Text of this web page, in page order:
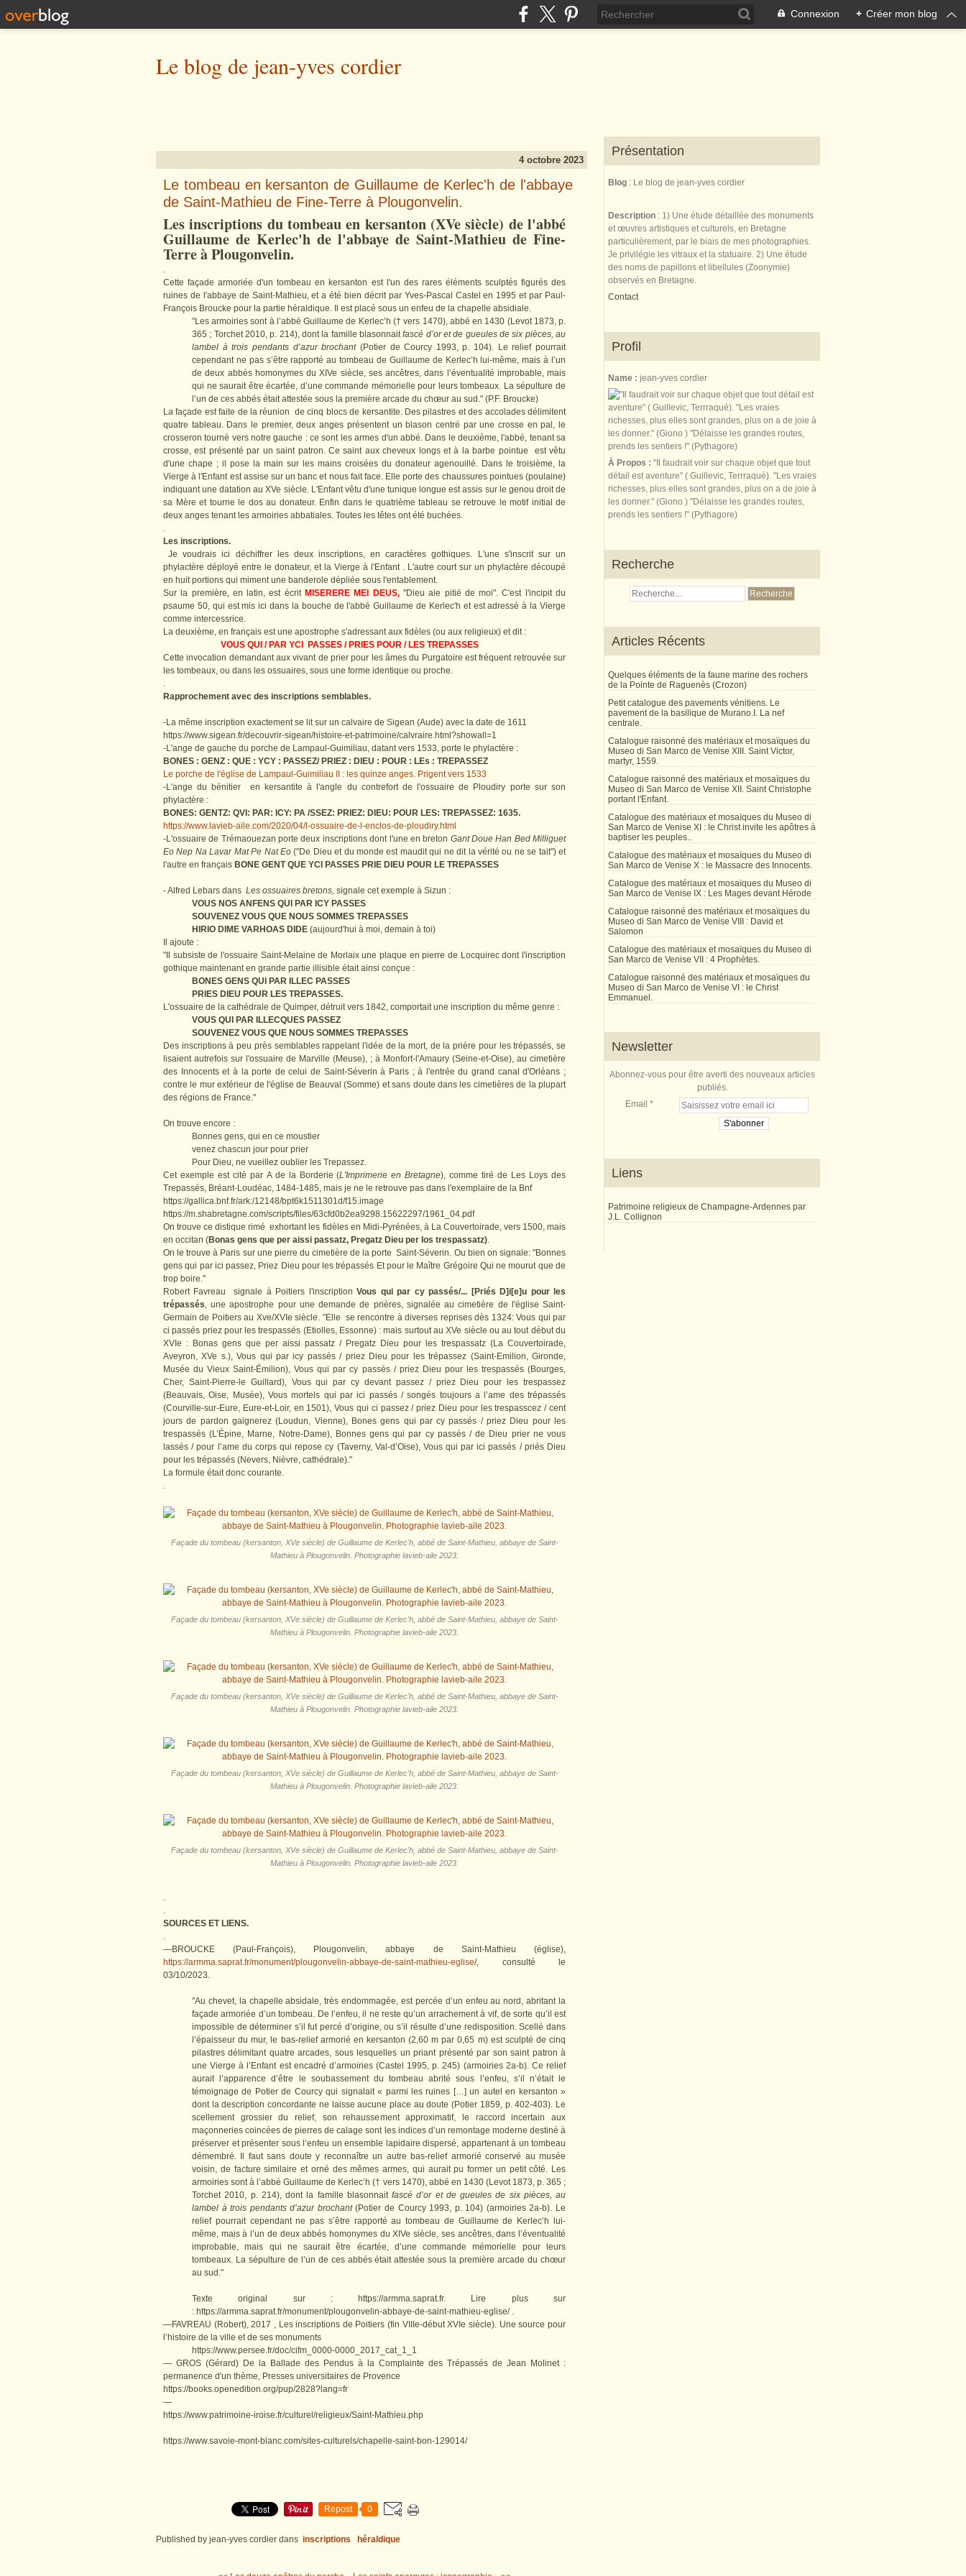
Connexion + Créer mon blog
Le blog de jean-yves cordier
4 octobre 2023
Le tombeau en kersanton de Guillaume de Kerlec'h de l'abbaye
de Saint-Mathieu de Fine-Terre à Plougonvelin.
Les inscriptions du tombeau en kersanton (XVe siècle) de l'abbé
Guillaume de Kerlec'h de l'abbaye de Saint-Mathieu de Fine-
Terre à Plougonvelin.
.
Cette façade armoriée d'un tombeau en kersanton est l'un des rares éléments sculptés figurés des
ruines de l'abbaye de Saint-Mathieu, et a été bien décrit par Yves-Pascal Castel en 1995 et par Paul-
François Broucke pour la partie héraldique. Il est placé sous un enfeu de la chapelle absidiale.
"Les armoiries sont à l’abbé Guillaume de Kerlec’h († vers 1470), abbé en 1430 (Levot 1873, p.
365 ; Torchet 2010, p. 214), dont la famille blasonnaitfascé d’or et de gueules de six pièces, au
lambel à trois pendants d’azur brochant(Potier de Courcy 1993, p. 104). Le relief pourrait
cependant ne pas s’être rapporté au tombeau de Guillaume de Kerlec’h lui-même, mais à l’un
de deux abbés homonymes du XIVe siècle, ses ancêtres, dans l’éventualité improbable, mais
qui ne saurait être écartée, d’une commande mémorielle pour leurs tombeaux. La sépulture de
l’un de ces abbés était attestée sous la première arcade du chœur au sud." (P.F. Broucke)
La façade est faite de la réunion de cinq blocs de kersantite. Des pilastres et des accolades délimitent
quatre tableau. Dans le premier, deux anges présentent un blason centré par une crosse en pal, le
crosseron tourné vers notre gauche : ce sont les armes d'un abbé. Dans le deuxième, l'abbé, tenant sa
crosse, est présenté par un saint patron. Ce saint aux cheveux longs et à la barbe pointue est vêtu
d'une chape ; il pose la main sur les mains croisées du donateur agenouillé. Dans le troisième, la
Vierge à l'Enfant est assise sur un banc et nous fait face. Elle porte des chaussures pointues (poulaine)
indiquant une datation au XVe siècle. L'Enfant vêtu d'une tunique longue est assis sur le genou droit de
sa Mère et tourne le dos au donateur. Enfin dans le quatrième tableau se retrouve le motif initial de
deux anges tenant les armoiries abbatiales. Toutes les têtes ont été buchées.
.
Les inscriptions.
Je voudrais ici déchiffrer les deux inscriptions, en caractères gothiques. L'une s'inscrit sur un
phylactère déployé entre le donateur, et la Vierge à l'Enfant . L'autre court sur un phylactère découpé
en huit portions qui miment une banderole dépliée sous l'entablement.
Sur la première, en latin, est écrit MISERERE MEI DEUS, "Dieu aie pitié de moi". C'est l'incipit du
psaume 50, qui est mis ici dans la bouche de l'abbé Guillaume de Kerlec'h et est adressé à la Vierge
comme intercessrice.
La deuxième, en français est une apostrophe s'adressant aux fidèles (ou aux religieux) et dit :
VOUS QUI / PAR YCI PASSES / PRIES POUR / LES TREPASSES
Cette invocation demandant aux vivant de prier pour les âmes du Purgatoire est fréquent retrouvée sur
les tombeaux, ou dans les ossuaires, sous une forme identique ou proche.
.
Rapprochement avec des inscriptions semblables.
-La même inscription exactement se lit sur un calvaire de Sigean (Aude) avec la date de 1611
https://www.sigean.fr/decouvrir-sigean/histoire-et-patrimoine/calvraire.html?showall=1
-L'ange de gauche du porche de Lampaul-Guimiliau, datant vers 1533, porte le phylactère :
BONES : GENZ : QUE : YCY : PASSEZ/ PRIEZ : DIEU : POUR : LEs : TREPASSEZ
Le porche de l'église de Lampaul-Guimiliau II : les quinze anges. Prigent vers 1533
-L'ange du bénitier en kersantite à l'angle du contrefort de l'ossuaire de Ploudiry porte sur son
phylactère :
BONES: GENTZ: QVI: PAR: ICY: PA /SSEZ: PRIEZ: DIEU: POUR LES: TREPASSEZ: 1635.
https://www.lavieb-aile.com/2020/04/l-ossuaire-de-l-enclos-de-ploudiry.html
-L'ossuaire de Trémaouezan porte deux inscriptions dont l'une en breton Gant Doue Han Bed Milliguet
Eo Nep Na Lavar Mat Pe Nat Eo("De Dieu et du monde est maudit qui ne dit la vérité ou ne se tait") et
l'autre en français BONE GENT QUE YCI PASSES PRIE DIEU POUR LE TREPASSES
- Alfred Lebars dans Les ossuaires bretons, signale cet exemple à Sizun :
VOUS NOS ANFENS QUI PAR ICY PASSES
SOUVENEZ VOUS QUE NOUS SOMMES TREPASSES
HIRIO DIME VARHOAS DIDE (aujourd'hui à moi, demain à toi)
Il ajoute :
"Il subsiste de l'ossuaire Saint-Melaine de Morlaix une plaque en pierre de Locquirec dont l'inscription
gothique maintenant en grande partie illisible était ainsi conçue :
BONES GENS QUI PAR ILLEC PASSES
PRIES DIEU POUR LES TREPASSES.
L'ossuaire de la cathédrale de Quimper, détruit vers 1842, comportait une inscription du même genre :
VOUS QUI PAR ILLECQUES PASSEZ
SOUVENEZ VOUS QUE NOUS SOMMES TREPASSES
Des inscriptions à peu près semblables rappelant l'idée de la mort, de la prière pour les trépassés, se
lisaient autrefois sur l'ossuaire de Marville (Meuse), ; à Monfort-l'Amaury (Seine-et-Oise), au cimetière
des Innocents et à la porte de celui de Saint-Séverin à Paris ; à l'entrée du grand canal d'Orléans ;
contre le mur extérieur de l'église de Beauval (Somme) et sans doute dans les cimetières de la plupart
des régions de France."
On trouve encore :
Bonnes gens, qui en ce moustier
venez chascun jour pour prier
Pour Dieu, ne vueillez oublier les Trepassez.
Cet exemple est cité par A de la Borderie (L'Imprimerie en Bretagne), comme tiré de Les Loys des
Trepassés, Bréant-Loudéac, 1484-1485, mais je ne le retrouve pas dans l'exemplaire de la Bnf
https://gallica.bnf.fr/ark:/12148/bpt6k1511301d/f15.image
https://m.shabretagne.com/scripts/files/63cfd0b2ea9298.15622297/1961_04.pdf
On trouve ce distique rimé exhortant les fidèles en Midi-Pyrénées, à La Couvertoirade, vers 1500, mais
en occitan (Bonas gens que per aissi passatz, Pregatz Dieu per los trespassatz).
On le trouve à Paris sur une pierre du cimetière de la porte Saint-Séverin. Ou bien on signale: "Bonnes
gens qui par ici passez, Priez Dieu pour les trépassés Et pour le Maître Grégoire Qui ne mourut que de
trop boire."
Robert Favreau signale à Poitiers l'inscriptionVous qui par cy passés/... [Priés D]i[e]u pour les
trépassés, une apostrophe pour une demande de prières, signalée au cimetière de l'église Saint-
Germain de Poitiers au Xve/XVIe siècle. "Elle se rencontre à diverses reprises dès 1324: Vous qui par
ci passés priez pour les trespassés (Etiolles, Essonne) : mais surtout au XVe siècle ou au tout début du
XVIe : Bonas gens que per aissi passatz / Pregatz Dieu pour les trespassatz (La Couvertoirade,
Aveyron, XVe s.), Vous qui par icy passés / priez Dieu pour les trépassez (Saint-Emilion, Gironde,
Musée du Vieux Saint-Émilion), Vous qui par cy passés / priez Dieu pour les trespassés (Bourges,
Cher, Saint-Pierre-le Guillard), Vous qui par cy devant passez / priez Dieu pour les trespassez
(Beauvais, Oise, Musée), Vous mortels qui par ici passés / songés toujours a l’ame des trépassés
(Courville-sur-Eure, Eure-et-Loir, en 1501), Vous qui ci passez / priez Dieu pour les trespasscez / cent
jours de pardon gaignerez (Loudun, Vienne), Bones gens qui par cy passés / priez Dieu pour les
trespassés (L’Épine, Marne, Notre-Dame), Bonnes gens qui par cy passés / de Dieu prier ne vous
lassés / pour l’ame du corps qui repose cy (Taverny, Val-d’Oise), Vous qui par ici passés / priés Dieu
pour les trépassés (Nevers, Nièvre, cathédrale)."
La formule était donc courante.
.
Façade du tombeau (kersanton, XVe siècle) de Guillaume de Kerlec'h, abbé de Saint-Mathieu, abbaye de Saint-
Mathieu à Plougonvelin. Photographie lavieb-aile 2023.
Façade du tombeau (kersanton, XVe siècle) de Guillaume de Kerlec'h, abbé de Saint-Mathieu, abbaye de Saint-
Mathieu à Plougonvelin. Photographie lavieb-aile 2023.
Façade du tombeau (kersanton, XVe siècle) de Guillaume de Kerlec'h, abbé de Saint-Mathieu, abbaye de Saint-
Mathieu à Plougonvelin. Photographie lavieb-aile 2023.
Façade du tombeau (kersanton, XVe siècle) de Guillaume de Kerlec'h, abbé de Saint-Mathieu, abbaye de Saint-
Mathieu à Plougonvelin. Photographie lavieb-aile 2023.
Façade du tombeau (kersanton, XVe siècle) de Guillaume de Kerlec'h, abbé de Saint-Mathieu, abbaye de Saint-
Mathieu à Plougonvelin. Photographie lavieb-aile 2023.
.
.
SOURCES ET LIENS.
.
—BROUCKE (Paul-François), Plougonvelin, abbaye de Saint-Mathieu (église),
https://armma.saprat.fr/monument/plougonvelin-abbaye-de-saint-mathieu-eglise/, consulté le
03/10/2023.
"Au chevet, la chapelle absidale, très endommagée, est percée d’un enfeu au nord, abritant la
façade armoriée d’un tombeau. De l’enfeu, il ne reste qu’un arrachement à vif, de sorte qu’il est
impossible de déterminer s’il fut percé d’origine, ou s’il résulte d’une redisposition. Scellé dans
l’épaisseur du mur, le bas-relief armorié en kersanton (2,60 m par 0,65 m) est sculpté de cinq
pilastres délimitant quatre arcades, sous lesquelles un priant présenté par son saint patron à
une Vierge à l’Enfant est encadré d’armoiries (Castel 1995, p. 245) (armoiries 2a-b). Ce relief
aurait l’apparence d’être le soubassement du tombeau abrité sous l’enfeu, s’il n’était le
témoignage de Potier de Courcy qui signalait « parmi les ruines […] un autel en kersanton »
dont la description concordante ne laisse aucune place au doute (Potier 1859, p. 402-403). Le
scellement grossier du relief, son rehaussement approximatif, le raccord incertain aux
maçonneries coincées de pierres de calage sont les indices d’un remontage moderne destiné à
préserver et présenter sous l’enfeu un ensemble lapidaire dispersé, appartenant à un tombeau
démembré. Il faut sans doute y reconnaître un autre bas-relief armorié conservé au musée
voisin, de facture similaire et orné des mêmes armes, qui aurait pu former un petit côté. Les
armoiries sont à l’abbé Guillaume de Kerlec’h († vers 1470), abbé en 1430 (Levot 1873, p. 365 ;
Torchet 2010, p. 214), dont la famille blasonnait fascé d’or et de gueules de six pièces, au
lambel à trois pendants d’azur brochant(Potier de Courcy 1993, p. 104) (armoiries 2a-b). Le
relief pourrait cependant ne pas s’être rapporté au tombeau de Guillaume de Kerlec’h lui-
même, mais à l’un de deux abbés homonymes du XIVe siècle, ses ancêtres, dans l’éventualité
improbable, mais qui ne saurait être écartée, d’une commande mémorielle pour leurs
tombeaux. La sépulture de l’un de ces abbés était attestée sous la première arcade du chœur
au sud."
Texte original sur : https://armma.saprat.fr. Lire plus sur
: https://armma.saprat.fr/monument/plougonvelin-abbaye-de-saint-mathieu-eglise/ .
—FAVREAU (Robert), 2017 , Les inscriptions de Poitiers (fin VIIIe-début XVIe siècle). Une source pour
l’histoire de la ville et de ses monuments
https://www.persee.fr/doc/cifm_0000-0000_2017_cat_1_1
— GROS (Gérard) De la Ballade des Pendus à la Complainte des Trépassés de Jean Molinet :
permanence d'un thème, Presses universitaires de Provence
https://books.openedition.org/pup/2828?lang=fr
—
https://www.patrimoine-iroise.fr/culturel/religieux/Saint-Mathieu.php
https://www.savoie-mont-blanc.com/sites-culturels/chapelle-saint-bon-129014/
Repost 0
Published by jean-yves cordier dans inscriptions héraldique
Présentation
Blog : Le blog de jean-yves cordier
Description : 1) Une étude détaillée des monuments
et œuvres artistiques et culturels, en Bretagne
particulièrement, par le biais de mes photographies.
Je privilégie les vitraux et la statuaire. 2) Une étude
des noms de papillons et libellules (Zoonymie)
observés en Bretagne.
Contact
Profil
Name : jean-yves cordier
À Propos : "Il faudrait voir sur chaque objet que tout
détail est aventure" ( Guillevic, Terrraqué). "Les vraies
richesses, plus elles sont grandes, plus on a de joie à
les donner." (Giono ) "Délaisse les grandes routes,
prends les sentiers !" (Pythagore)
Recherche
Articles Récents
Quelques éléments de la faune marine des rochers
de la Pointe de Raguenès (Crozon)
Petit catalogue des pavements vénitiens. Le
pavement de la basilique de Murano.I. La nef
centrale.
Catalogue raisonné des matériaux et mosaïques du
Museo di San Marco de Venise XIII. Saint Victor,
martyr, 1559.
Catalogue raisonné des matériaux et mosaïques du
Museo di San Marco de Venise XII. Saint Christophe
portant l'Enfant.
Catalogue des matériaux et mosaïques du Museo di
San Marco de Venise XI : le Christ invite les apôtres à
baptiser les peuples..
Catalogue des matériaux et mosaïques du Museo di
San Marco de Venise X : le Massacre des Innocents.
Catalogue des matériaux et mosaïques du Museo di
San Marco de Venise IX : Les Mages devant Hérode
Catalogue raisonné des matériaux et mosaïques du
Museo di San Marco de Venise VIII : David et
Salomon
Catalogue des matériaux et mosaïques du Museo di
San Marco de Venise VII : 4 Prophètes.
Catalogue raisonné des matériaux et mosaïques du
Museo di San Marco de Venise VI : le Christ
Emmanuel.
Newsletter
Abonnez-vous pour être averti des nouveaux articles
publiés.
Email
Liens
Patrimoine religieux de Champagne-Ardennes par
J.L. Collignon